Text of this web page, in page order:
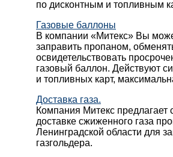
по дисконтным и топливным
Газовые баллоны
В компании «Митекс» Вы
заправить пропаном,
освидетельствовать
газовый баллон. Действуют
и топливных карт,
Доставка газа.
Компания Митекс предлагает
доставке сжиженного газа
Ленинградской области для
газгольдера.